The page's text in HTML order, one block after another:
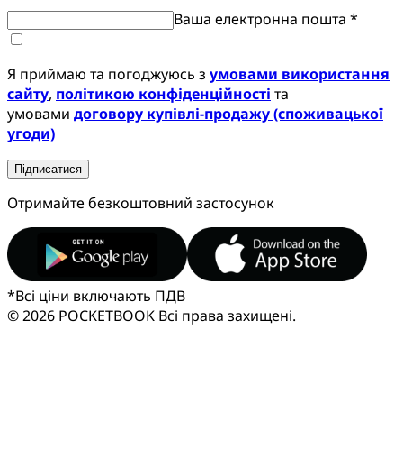
Ваша електронна пошта *
Я приймаю та погоджуюсь з умовами використання
сайту, політикою конфіденційності та
умовами договору купівлі-продажу (споживацької
угоди)
Підписатися
Отримайте безкоштовний застосунок
*Всі ціни включають ПДВ
© 2026 POCKETBOOK Всі права захищені.